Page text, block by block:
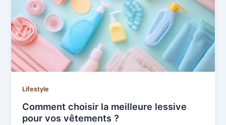
Lifestyle
Comment choisir la meilleure lessive
pour vos vêtements ?